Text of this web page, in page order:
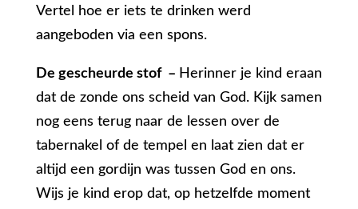
Vertel hoe er iets te drinken werd
aangeboden via een spons.
De gescheurde stof – Herinner je kind eraan
dat de zonde ons scheid van God. Kijk samen
nog eens terug naar de lessen over de
tabernakel of de tempel en laat zien dat er
altijd een gordijn was tussen God en ons.
Wijs je kind erop dat, op hetzelfde moment